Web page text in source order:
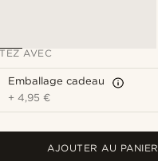
AVEC
Emballage cadeau
+4,95 €
AJOUTER AU PANIER